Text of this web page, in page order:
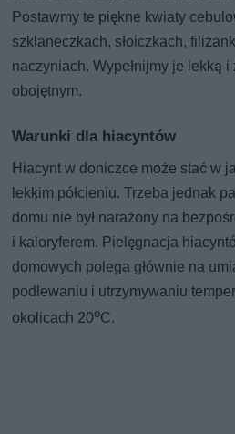
Postawmy te piękne kwiaty
szklaneczkach, słoiczkach,
naczyniach. Wypełnijmy je lekką
obojętnym.
Warunki dla hiacyntów
Hiacynt w doniczce może stać w
lekkim półcieniu. Trzeba jednak
domu nie był narażony na
i kaloryferem. Pielęgnacja
domowych polega głównie na
podlewaniu i utrzymywaniu
okolicach 20oC.